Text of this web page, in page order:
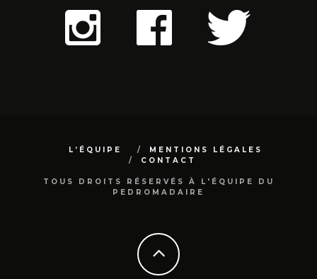
L’ÉQUIPE
MENTIONS LÉGALES
CONTACT
TOUS DROITS RÉSERVÉS À L'ÉQUIPE DU
PEDROMADAIRE